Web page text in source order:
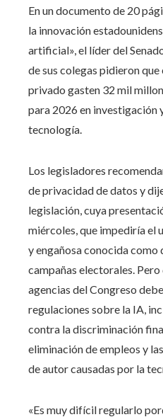
En un documento de 20
la innovación
artificial», el líder del
de sus colegas pidieron
privado gasten 32 mil
para 2026 en investigación
tecnología.
Los legisladores
de privacidad de datos y
legislación, cuya
miércoles, que impediría el
y engañosa conocida como
campañas electorales.
agencias del Congreso
regulaciones sobre la IA,
contra la discriminación
eliminación de empleos y
de autor causadas por la
«Es muy difícil regularlo